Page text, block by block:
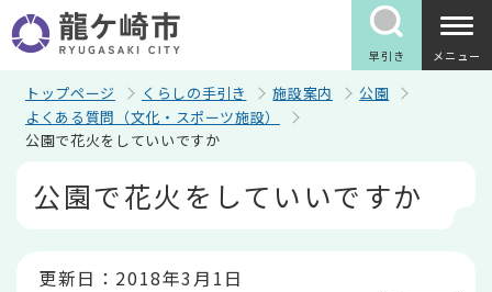
の
ペ
早引き メニュー
トップページ くらしの手引き 施設案内
公園
よくある質問（文化・スポーツ施設）
公園で花火をしていいですか
公園で花火をしていいですか
更新日：2018年3月1日